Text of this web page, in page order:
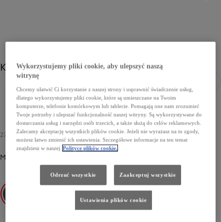
Kolor
PoprzedniNastępny
2700 zł
Metalik
Wykorzystujemy pliki cookie, aby ulepszyć naszą
witrynę
Chcemy ułatwić Ci korzystanie z naszej strony i usprawnić świadczenie usług,
dlatego wykorzystujemy pliki cookie, które są umieszczane na Twoim
komputerze, telefonie komórkowym lub tablecie. Pomagają one nam zrozumieć
Twoje potrzeby i ulepszać funkcjonalność naszej witryny. Są wykorzystywane do
dostarczania usług i narzędzi osób trzecich, a także służą do celów reklamowych.
Zalecamy akceptację wszystkich plików cookie. Jeżeli nie wyrażasz na to zgody,
możesz łatwo zmienić ich ustawienia. Szczegółowe informacje na ten temat
znajdziesz w naszej Polityce plików cookie.
Odrzuć wszystkie Zaakceptuj wszystkie
Ustawienia plików cookie